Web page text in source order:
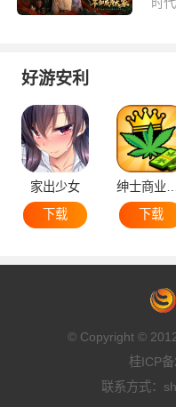
时
好游安利
家出少女
下载
绅士商业策略
下载
© Copyright ©
桂ICP
联系方式：